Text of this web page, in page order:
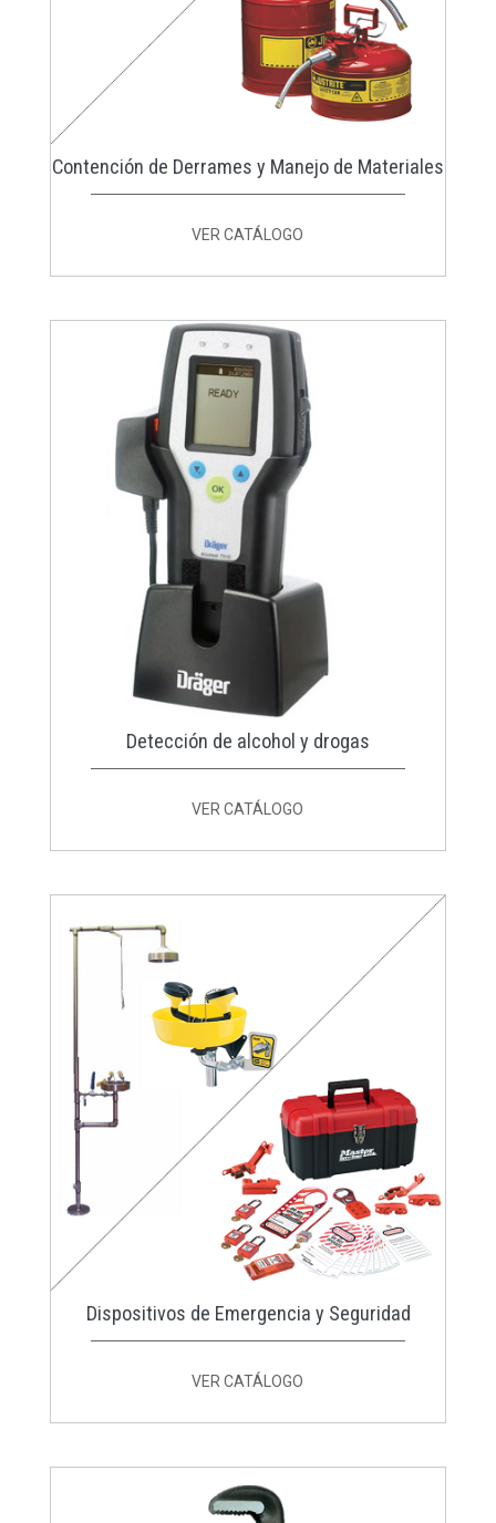
Contención de Derrames y Manejo de Materiales
VER CATÁLOGO
Detección de alcohol y drogas
VER CATÁLOGO
Dispositivos de Emergencia y Seguridad
VER CATÁLOGO